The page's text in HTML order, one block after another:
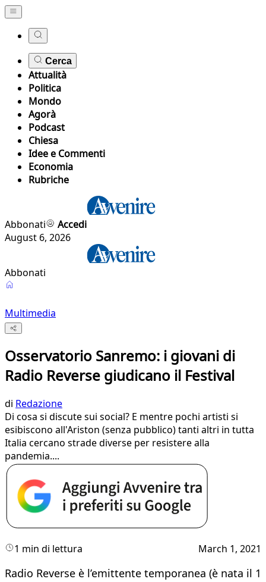
Cerca
Attualità
Politica
Mondo
Agorà
Podcast
Chiesa
Idee e Commenti
Economia
Rubriche
Abbonati
Accedi
August 6, 2026
Abbonati
Multimedia
Osservatorio Sanremo: i giovani di
Radio Reverse giudicano il Festival
di Redazione
Di cosa si discute sui social? E mentre pochi artisti si
esibiscono all'Ariston (senza pubblico) tanti altri in tutta
Italia cercano strade diverse per resistere alla
pandemia....
1 min di lettura March 1, 2021
Radio Reverse è l’emittente temporanea (è nata il 1